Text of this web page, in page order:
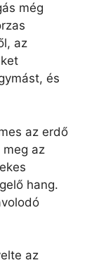
még
az
és
az erdő
meg az
hang.
az